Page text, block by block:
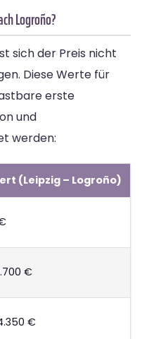
Logroño?
sich der Preis nicht
Diese Werte für
erste
und
werden:
(Leipzig – Logroño)
€
€